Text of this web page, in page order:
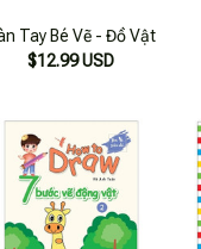
Tay Bé Vẽ - Đồ Vật
$12.99 USD